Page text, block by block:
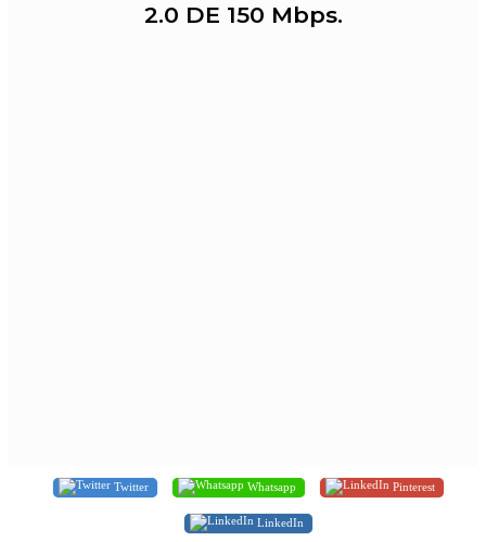
2.0 DE 150 Mbps.
Twitter Whatsapp Pinterest
LinkedIn